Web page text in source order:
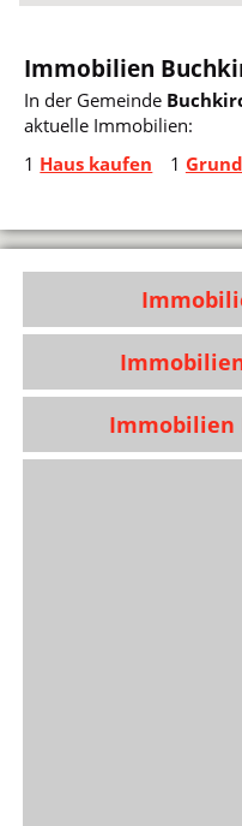
Immobilien
In der Gemeinde
aktuelle Immobilien:
1 Haus kaufen 1
Immobilien